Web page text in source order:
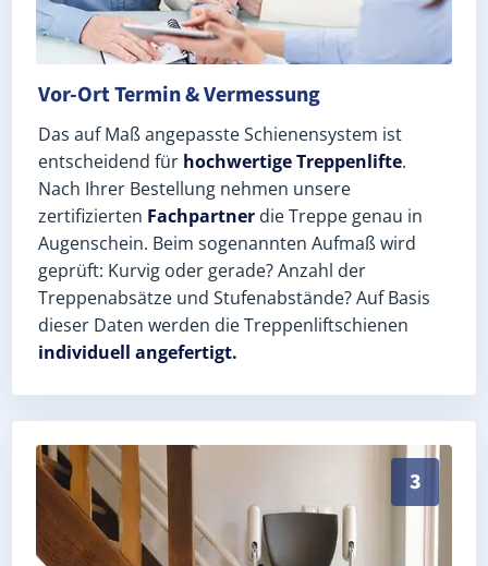
Vor-Ort Termin & Vermessung
Das auf Maß angepasste Schienensystem ist
entscheidend für hochwertige Treppenlifte.
Nach Ihrer Bestellung nehmen unsere
zertifizierten Fachpartner die Treppe genau in
Augenschein. Beim sogenannten Aufmaß wird
geprüft: Kurvig oder gerade? Anzahl der
Treppenabsätze und Stufenabstände? Auf Basis
dieser Daten werden die Treppenliftschienen
individuell angefertigt.
3
Schneller, sauberer Einbau durch zertifizierte